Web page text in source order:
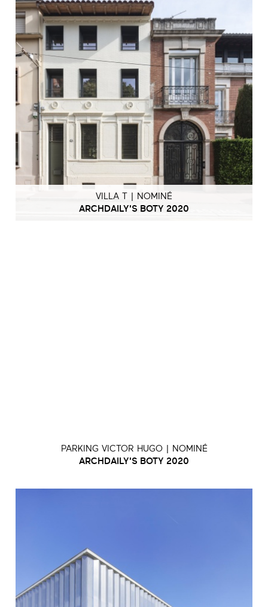
VILLA T | NOMINÉ
ARCHDAILY'S BOTY 2020
PARKING VICTOR HUGO | NOMINÉ
ARCHDAILY'S BOTY 2020